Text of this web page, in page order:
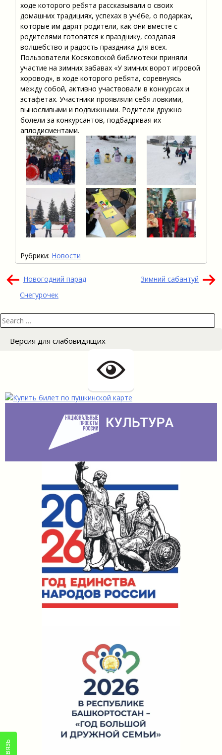
ходе которого ребята рассказывали о своих
домашних традициях, успехах в учёбе, о подарках,
которые им дарят родители, как они вместе с
родителями готовятся к празднику, создавая
волшебство и радость праздника для всех.
Пользователи Косяковской библиотеки приняли
участие на зимних забавах «У зимних ворот игровой
хоровод», в ходе которого ребята, соревнуясь
между собой, активно участвовали в конкурсах и
эстафетах. Участники проявляли себя ловкими,
выносливыми и подвижными. Родители дружно
болели за конкурсантов, подбадривая их
аплодисментами.
Рубрики: Новости
Навигация
по
Новогодний парад
Снегурочек
Зимний сабантуй
Search
for:
Версия для слабовидящих